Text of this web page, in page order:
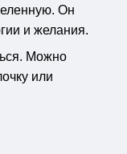
Он
и желания.
Можно
или